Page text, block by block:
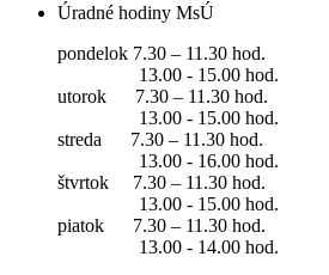
Úradné hodiny MsÚ
pondelok 7.30 – 11.30 hod.
13.00 - 15.00 hod.
utorok 7.30 – 11.30 hod.
13.00 - 15.00 hod.
streda 7.30 – 11.30 hod.
13.00 - 16.00 hod.
štvrtok 7.30 – 11.30 hod.
13.00 - 15.00 hod.
piatok 7.30 – 11.30 hod.
13.00 - 14.00 hod.